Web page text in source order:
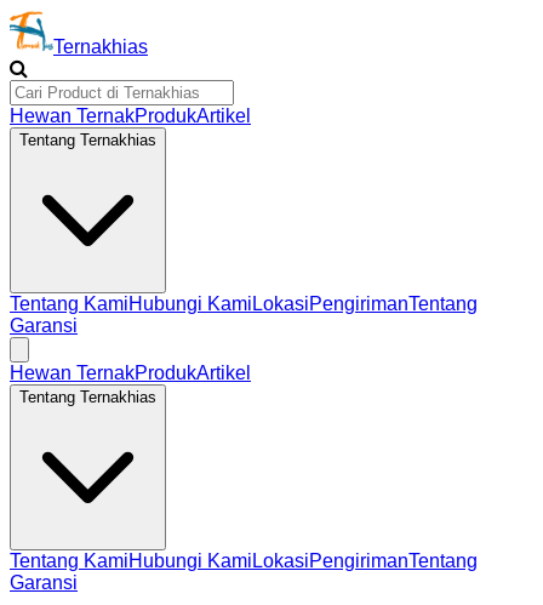
Ternakhias
Hewan TernakProdukArtikel
Tentang Ternakhias
Tentang KamiHubungi Kami LokasiPengirimanTentang
Garansi
Hewan TernakProdukArtikel
Tentang Ternakhias
Tentang KamiHubungi Kami LokasiPengirimanTentang
Garansi